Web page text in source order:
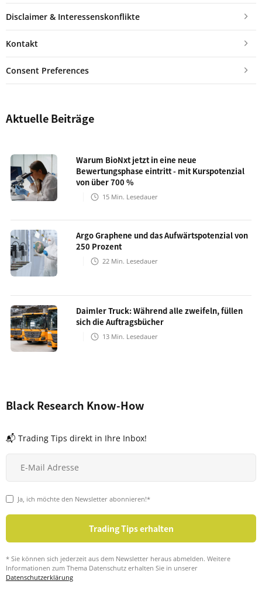
Disclaimer & Interessenskonflikte
Kontakt
Consent Preferences
Aktuelle Beiträge
Warum BioNxt jetzt in eine neue
Bewertungsphase eintritt - mit Kurspotenzial
von über 700 %
15 Min. Lesedauer
Argo Graphene und das Aufwärtspotenzial von
250 Prozent
22 Min. Lesedauer
Daimler Truck: Während alle zweifeln, füllen
sich die Auftragsbücher
13 Min. Lesedauer
Black Research Know-How
📬 Trading Tips direkt in Ihre Inbox!
Ja, ich möchte den Newsletter abonnieren!*
* Sie können sich jederzeit aus dem Newsletter heraus abmelden. Weitere
Informationen zum Thema Datenschutz erhalten Sie in unserer
Datenschutzerklärung